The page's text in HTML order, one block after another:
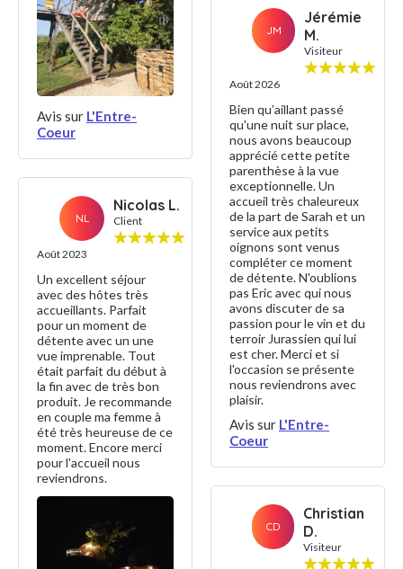
Avis sur L'Entre-
Coeur
NL
Nicolas L.
Client
Août 2023
Un excellent séjour
avec des hôtes très
accueillants. Parfait
pour un moment de
détente avec un une
vue imprenable. Tout
était parfait du début à
la fin avec de très bon
produit. Je recommande
en couple ma femme à
été très heureuse de ce
moment. Encore merci
pour l'accueil nous
reviendrons.
JM
Jérémie
M.
Visiteur
Août 2026
Bien qu’aillant passé
qu'une nuit sur place,
nous avons beaucoup
apprécié cette petite
parenthèse à la vue
exceptionnelle. Un
accueil très chaleureux
de la part de Sarah et un
service aux petits
oignons sont venus
compléter ce moment
de détente. N'oublions
pas Eric avec qui nous
avons discuter de sa
passion pour le vin et du
terroir Jurassien qui lui
est cher. Merci et si
l'occasion se présente
nous reviendrons avec
plaisir.
Avis sur L'Entre-
Coeur
CD
Christian
D.
Visiteur